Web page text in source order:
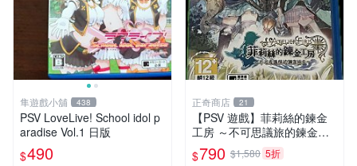
隼遊戲小舖 438
PSV LoveLive! School idol p
aradise Vol.1 日版
$490
正奇商店 21
【PSV 遊戲】菲莉絲的鍊金
工房 ～不可思議旅的鍊金術
士~◇正奇商店◆
$790 $1,580 5折